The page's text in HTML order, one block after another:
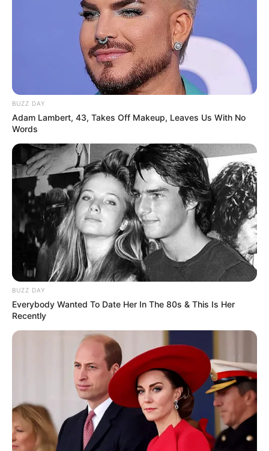
(foto: shelterness)
7. Tak hanya ruang untuk berkumpul dengan
keluarga, ruang tamu juga bisa didesain dengan
BUZZ DAY
Adam Lambert, 43, Takes Off Makeup, Leaves Us With No
Words
BUZZ DAY
Everybody Wanted To Date Her In The 80s & This Is Her
Recently